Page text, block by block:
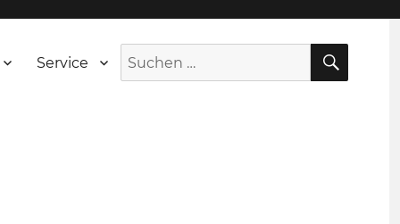
Service
Suche
nach: